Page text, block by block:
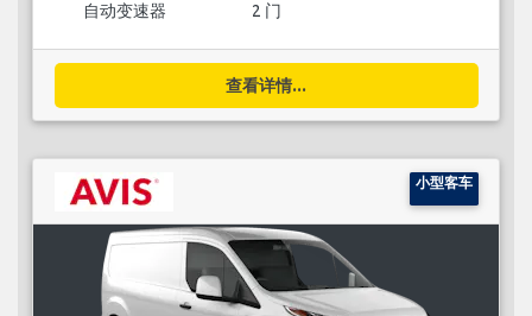
自动变速器 2 门
查看详情...
小型客车